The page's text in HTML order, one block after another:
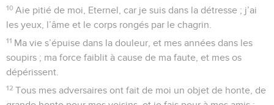
10 Aie pitié de moi, Eternel, car je suis dans la détresse ; j’ai
les yeux, l’âme et le corps rongés par le chagrin.
11 Ma vie s’épuise dans la douleur, et mes années dans les
soupirs ; ma force faiblit à cause de ma faute, et mes os
dépérissent.
12 Tous mes adversaires ont fait de moi un objet de honte, de